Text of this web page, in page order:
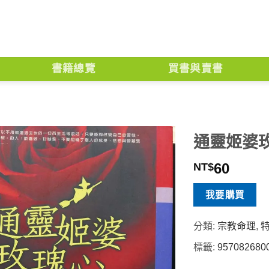
書籍總覽 買書與賣書
通靈姬婆
NT$60
我要購買
分類: 宗教命理,
標籤: